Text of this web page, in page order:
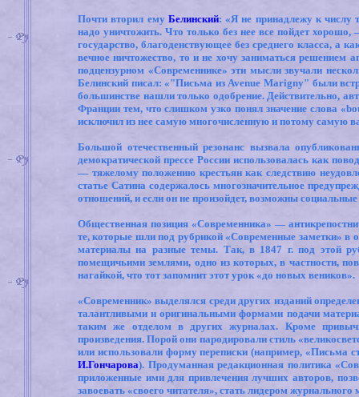
Почти вторил ему Белинский: «Я не принадлежу к числу
надо уничтожить. Что только без нее все пойдет
государство, благоденствующее без среднего класса, а
вечное ничтожество, то и не хочу заниматься
подцензурном «Современнике» эти мысли звучали
Белинский писал: «"Письма изAvenue Marigny" были
большинстве нашли только одобрение. Действительно,
Франции тем, что слишком узко понял значение слова «
исключил из нее самую многочисленную и потому самую
Большой отечественный резонанс вызвала
демократической прессе России использовалась как
— тяжелому положению крестьян как следствию
статье Сатина содержалось многозначительное
отношений, и если он не произойдет, возможны
Общественная позиция «Современника» —
те, которые шли под рубрикой «Современные заметки» в
материалы на разные темы. Так, в 1847 г. под этой
помещичьими землями, одно из которых, в частности,
нагайкой, что тот запомнит этот урок «до новых веников».
«Современник» выделялся среди других изданий
талантливыми и оригинальными формами подачи
таким же отделом в других журналах. Кроме
произведения. Порой они пародировали стиль
или использовали форму переписки (например, «Письма
И.Гончарова). Продуманная редакционная политика
приложенные ими для привлечения лучших авторов,
завоевать «своего читателя», стать лидером журнального